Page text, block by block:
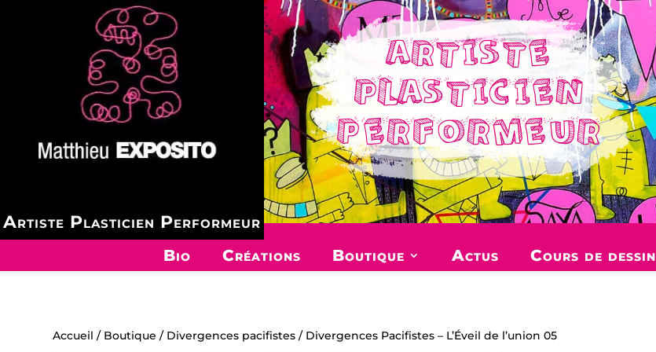
Artiste Plasticien Performeur
ARTISTE
PLASTICIEN
PERFORMEUR
Bio Créations Boutique Actus Cours de dessin
Accueil / Boutique / Divergences pacifistes / Divergences Pacifistes – L’Éveil de l’union 05